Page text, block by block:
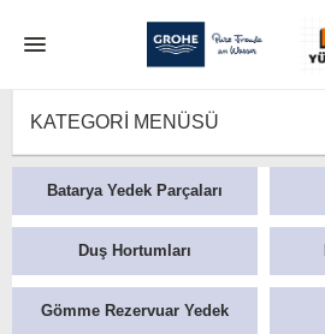
KATEGORI MENÜSÜ
Batarya Yedek Parçaları
Duş Hortumları
Gömme Rezervuar Yedek